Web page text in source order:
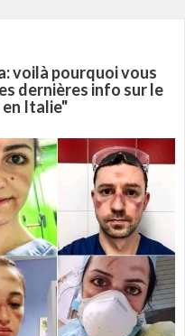
voilà pourquoi vous
dernières info sur le
Italie"